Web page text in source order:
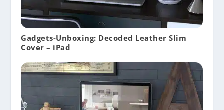
Gadgets-Unboxing: Decoded Leather Slim
Cover – iPad